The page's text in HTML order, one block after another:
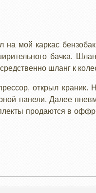
на мой каркас
бачка.
шланг к
открыл
панели. Далее
продаются в